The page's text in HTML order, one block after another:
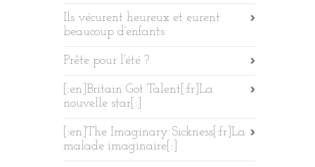
Ils vécurent heureux et eurent
beaucoup d’enfants
Prête pour l’été ?
[:en]Britain Got Talent[:fr]La
nouvelle star[:]
[:en]The Imaginary Sickness[:fr]La
malade imaginaire[:]